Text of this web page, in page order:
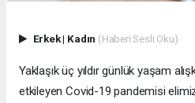
Erkek| Kadın (Haberi Sesli Oku)
Yaklaşık üç yıldır günlük yaşam
etkileyen Covid-19 pandemisi